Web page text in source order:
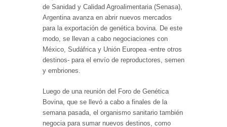
de Sanidad y Calidad Agroalimentaria (Senasa),
Argentina avanza en abrir nuevos mercados
para la exportación de genética bovina. De este
modo, se llevan a cabo negociaciones con
México, Sudáfrica y Unión Europea -entre otros
destinos- para el envío de reproductores, semen
y embriones.
Luego de una reunión del Foro de Genética
Bovina, que se llevó a cabo a finales de la
semana pasada, el organismo sanitario también
negocia para sumar nuevos destinos, como